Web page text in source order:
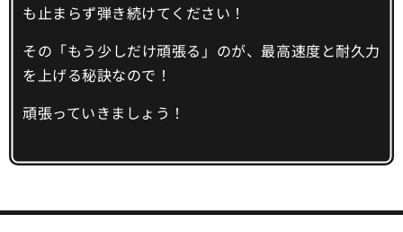
も止まらず弾き続けてください！
その「もう少しだけ頑張る」のが、最高速度と耐久力
を上げる秘訣なので！
頑張っていきましょう！